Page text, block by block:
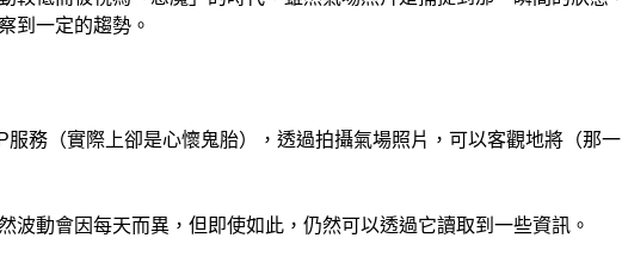
到一定的趨勢。
務（實際上卻是心懷鬼胎），透過拍攝氣場照片，可以客觀地將（那一
動會因每天而異，但即使如此，仍然可以透過它讀取到一些資訊。